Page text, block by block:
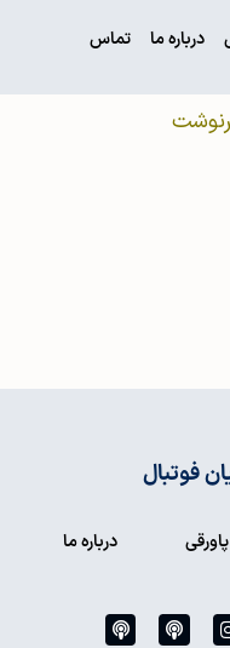
درباره ما تماس
فوتبال
پاورقی درباره ما